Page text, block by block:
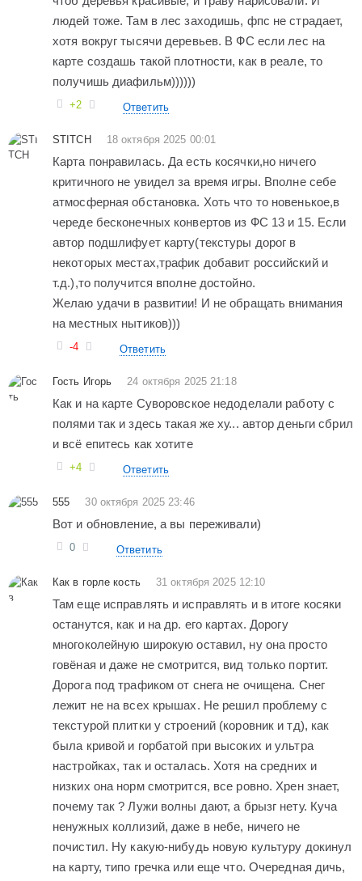
людей тоже. Там в лес заходишь, фпс не страдает,
хотя вокруг тысячи деревьев. В ФС если лес на
карте создашь такой плотности, как в реале, то
получишь диафильм))))))
+2 Ответить
STITCH 18 октября 2025 00:01
Карта понравилась. Да есть косячки,но ничего
критичного не увидел за время игры. Вполне себе
атмосферная обстановка. Хоть что то новенькое,в
череде бесконечных конвертов из ФС 13 и 15. Если
автор подшлифует карту(текстуры дорог в
некоторых местах,трафик добавит российский и
т.д.),то получится вполне достойно.
Желаю удачи в развитии! И не обращать внимания
на местных нытиков)))
-4 Ответить
Гость Игорь 24 октября 2025 21:18
Как и на карте Суворовское недоделали работу с
полями так и здесь такая же ху... автор деньги сбрил
и всё епитесь как хотите
+4 Ответить
555 30 октября 2025 23:46
Вот и обновление, а вы переживали)
0 Ответить
Как в горле кость 31 октября 2025 12:10
Там еще исправлять и исправлять и в итоге косяки
останутся, как и на др. его картах. Дорогу
многоколейную широкую оставил, ну она просто
говёная и даже не смотрится, вид только портит.
Дорога под трафиком от снега не очищена. Снег
лежит не на всех крышах. Не решил проблему с
текстурой плитки у строений (коровник и тд), как
была кривой и горбатой при высоких и ультра
настройках, так и осталась. Хотя на средних и
низких она норм смотрится, все ровно. Хрен знает,
почему так ? Лужи волны дают, а брызг нету. Куча
ненужных коллизий, даже в небе, ничего не
почистил. Ну какую-нибудь новую культуру докинул
на карту, типо гречка или еще что. Очередная дичь,